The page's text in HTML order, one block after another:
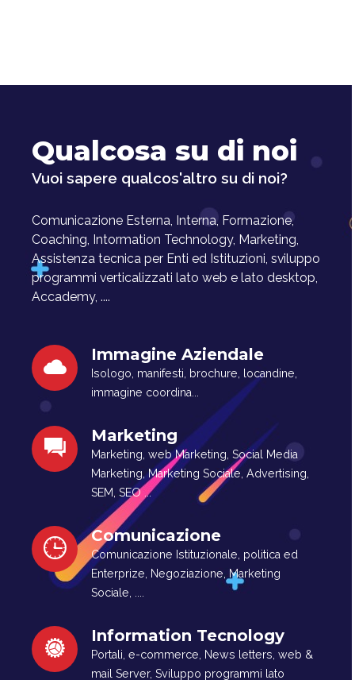
Qualcosa su di noi
Vuoi sapere qualcos'altro su di noi?
Comunicazione Esterna, Interna, Formazione,
Coaching, Intormation Technology, Marketing,
Assistenza tecnica per Enti ed Istituzioni, sviluppo
programmi verticalizzati lato web e lato desktop,
Accademy, ....
Immagine Aziendale
Isologo, manifesti, brochure, locandine,
immagine coordina...
Marketing
Marketing, web Marketing, Social Media
Marketing, Marketing Sociale, Advertising,
SEM, SEO ...
Comunicazione
Comunicazione Istituzionale, politica ed
Enterprize, Negoziazione, Marketing
Sociale, ....
Information Tecnology
Portali, e-commerce, News letters, web &
mail Server, Sviluppo programmi lato